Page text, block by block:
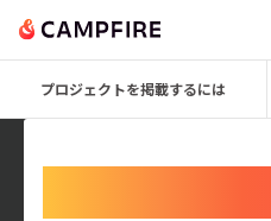
プロジェクトを掲載するには